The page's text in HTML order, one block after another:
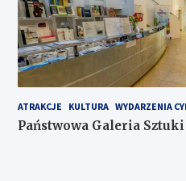
ATRAKCJE KULTURA WYDARZENIA
Państwowa Galeria Sztuki